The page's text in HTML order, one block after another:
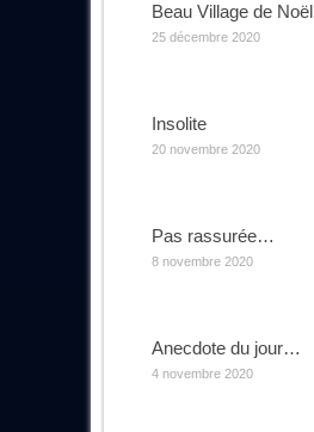
Beau Village de Noël
25 décembre 2020
Insolite
20 novembre 2020
Pas rassurée…
8 novembre 2020
Anecdote du jour…
4 novembre 2020